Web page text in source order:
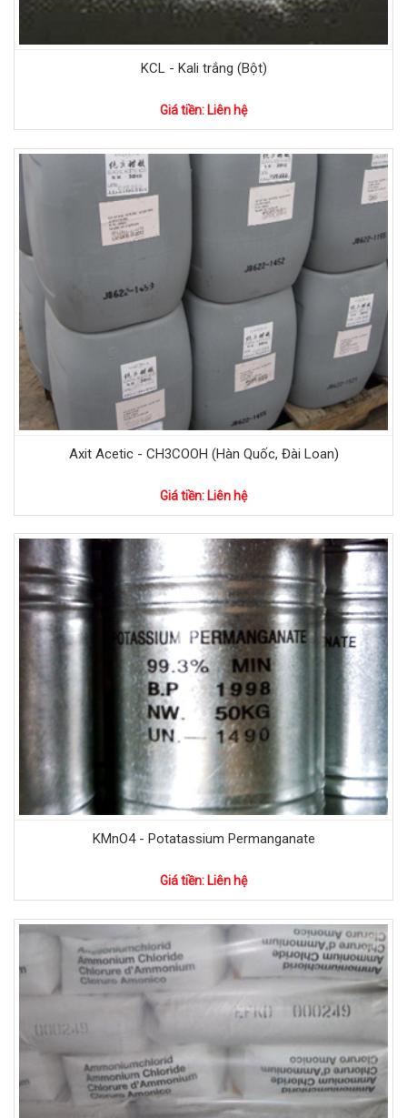
KCL - Kali trắng (Bột)
Giá tiền: Liên hệ
Axit Acetic - CH3COOH (Hàn Quốc, Đài Loan)
Giá tiền: Liên hệ
KMnO4 - Potatassium Permanganate
Giá tiền: Liên hệ